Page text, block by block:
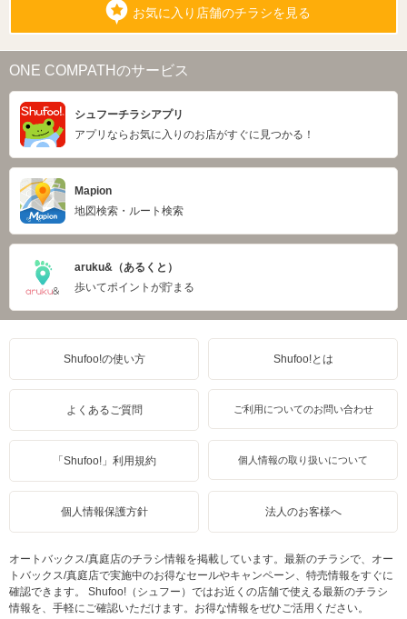
お気に入り店舗のチラシを見る
ONE COMPATHのサービス
シュフーチラシアプリ
アプリならお気に入りのお店がすぐに見つかる！
Mapion
地図検索・ルート検索
aruku&（あるくと）
歩いてポイントが貯まる
Shufoo!の使い方 Shufoo!とは
よくあるご質問 ご利用についてのお問い合わせ
「Shufoo!」利用規約 個人情報の取り扱いについて
個人情報保護方針 法人のお客様へ
オートバックス/真庭店のチラシ情報を掲載しています。最新のチラシで、オー
トバックス/真庭店で実施中のお得なセールやキャンペーン、特売情報をすぐに
確認できます。 Shufoo!（シュフー）ではお近くの店舗で使える最新のチラシ
情報を、手軽にご確認いただけます。お得な情報をぜひご活用ください。